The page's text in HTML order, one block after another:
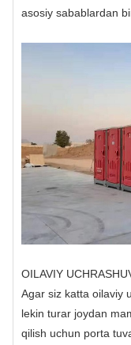
asosiy sabablardan
OILAVIY
Agar siz katta oilaviy
lekin turar joydan
qilish uchun porta